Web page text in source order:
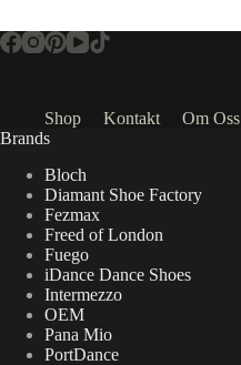
Shop Kontakt Om Oss
Brands
Bloch
Diamant Shoe Factory
Fezmax
Freed of London
Fuego
iDance Dance Shoes
Intermezzo
OEM
Pana Mio
PortDance